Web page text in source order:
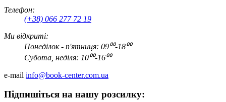
Телефон:
(+38) 066 277 72 19
Ми відкриті:
Понеділок - п'ятниця: 09⁰⁰-18⁰⁰
Субота, неділя: 10⁰⁰-16⁰⁰
e-mail info@book-center.com.ua
Підпишіться на нашу розсилку: